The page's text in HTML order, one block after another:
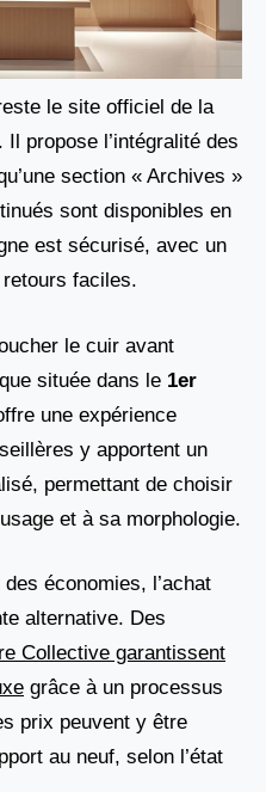
le site officiel de la
. Il propose l’intégralité des
section « Archives »
sont disponibles en
est sécurisé, avec un
faciles.
le cuir avant
située dans le 1er
une expérience
y apportent un
permettant de choisir
et à sa morphologie.
économies, l’achat
alternative. Des
Collective garantissent
grâce à un processus
prix peuvent y être
au neuf, selon l’état